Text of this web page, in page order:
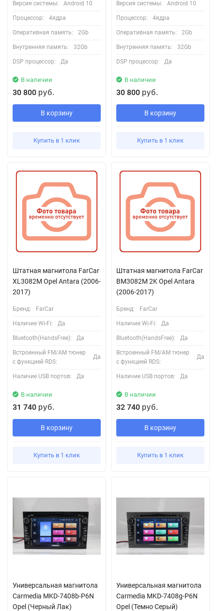
Версия системы: Android 10
Процессор: 4ядра
Оперативная память: 2Gb
Внутренняя память: 32Gb
DSP процессор: Да
В наличии
30 800 руб.
В корзину
Купить в 1 клик
Версия системы: Android 10
Процессор: 4ядра
Оперативная память: 2Gb
Внутренняя память: 32Gb
DSP процессор: Да
В наличии
30 800 руб.
В корзину
Купить в 1 клик
Штатная магнитола FarCar
XL3082M Opel Antara (2006-
2017)
Бренд: FarCar
Наличие Wi-Fi: Да
Bluetooth(HandsFree): Да
Встроенный FM/AM тюнер
с функцией RDS:
Да
Наличие USB портов: Да
В наличии
31 740 руб.
В корзину
Купить в 1 клик
Штатная магнитола FarCar
BM3082M 2K Opel Antara
(2006-2017)
Бренд: FarCar
Наличие Wi-Fi: Да
Bluetooth(HandsFree): Да
Встроенный FM/AM тюнер
с функцией RDS:
Да
Наличие USB портов: Да
В наличии
32 740 руб.
В корзину
Купить в 1 клик
Универсальная магнитола
Carmedia MKD-7408b-P6N
Opel (Черный Лак)
Универсальная магнитола
Carmedia MKD-7408g-P6N
Opel (Темно Серый)